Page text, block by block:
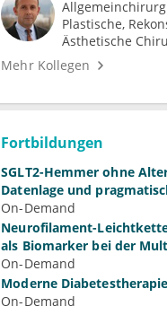
Plastische,
Ästhetische
Mehr Kollegen
Fortbildungen
SGLT2-Hemmer ohne
Datenlage und
On-Demand
Neurofilament-
als Biomarker bei der
On-Demand
Moderne Diabetestherapie
On-Demand